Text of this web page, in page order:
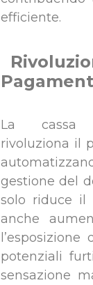
efficiente.
La cassa
rivoluziona il
gestione del
solo riduce il
anche
potenziali
sensazione